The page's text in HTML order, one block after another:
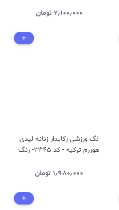
۲٫۱۰۰٫۰۰۰ تومان
لگ ورزشی رکابدار زنانه لیدی
هوررم ترکیه - کد ۲۳۴۵- رنگ
۱٫۹۸۰٫۰۰۰ تومان